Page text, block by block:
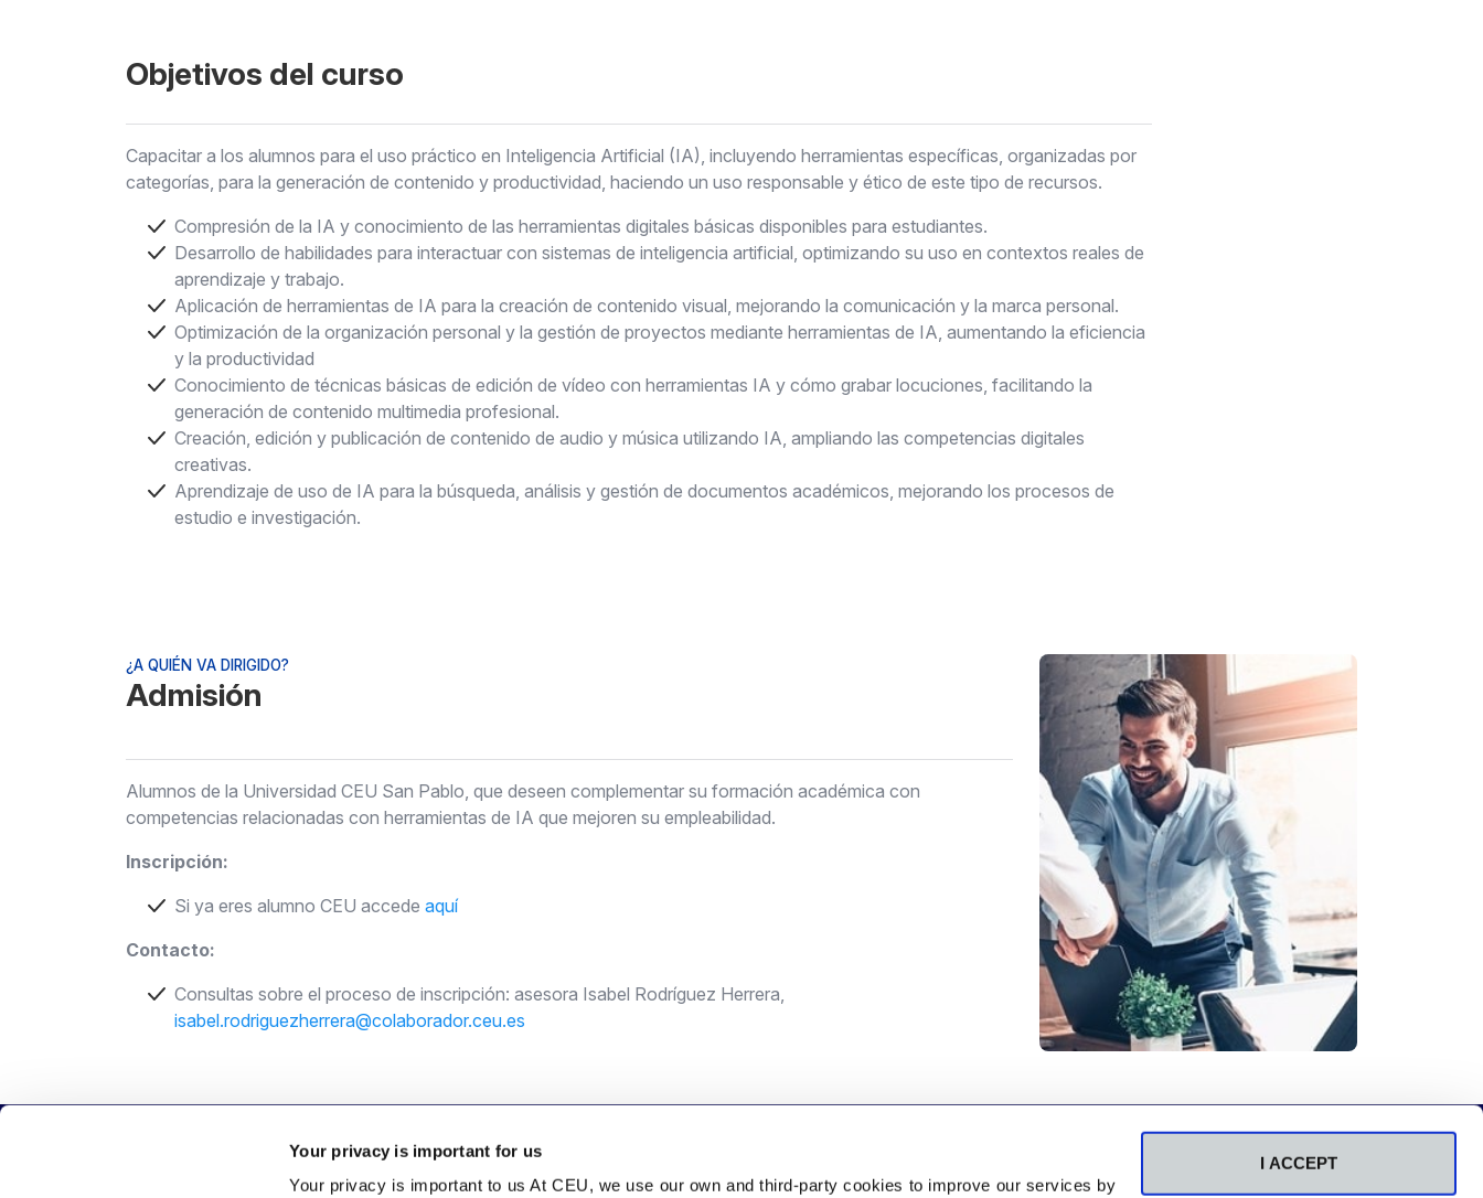
Your privacy is important for us
Your privacy is important to us At CEU, we use our own and third-party cookies to improve our services by
I ACCEPT
Objetivos del curso
Capacitar a los alumnos para el uso práctico en Inteligencia Artificial (IA), incluyendo herramientas específicas, organizadas por
categorías, para la generación de contenido y productividad, haciendo un uso responsable y ético de este tipo de recursos.
Compresión de la IA y conocimiento de las herramientas digitales básicas disponibles para estudiantes.
Desarrollo de habilidades para interactuar con sistemas de inteligencia artificial, optimizando su uso en contextos reales de
aprendizaje y trabajo.
Aplicación de herramientas de IA para la creación de contenido visual, mejorando la comunicación y la marca personal.
Optimización de la organización personal y la gestión de proyectos mediante herramientas de IA, aumentando la eficiencia
y la productividad
Conocimiento de técnicas básicas de edición de vídeo con herramientas IA y cómo grabar locuciones, facilitando la
generación de contenido multimedia profesional.
Creación, edición y publicación de contenido de audio y música utilizando IA, ampliando las competencias digitales
creativas.
Aprendizaje de uso de IA para la búsqueda, análisis y gestión de documentos académicos, mejorando los procesos de
estudio e investigación.
¿A QUIÉN VA DIRIGIDO?
Admisión
Alumnos de la Universidad CEU San Pablo, que deseen complementar su formación académica con
competencias relacionadas con herramientas de IA que mejoren su empleabilidad.
Inscripción:
Si ya eres alumno CEU accede aquí
Contacto:
Consultas sobre el proceso de inscripción: asesora Isabel Rodríguez Herrera,
isabel.rodriguezherrera@colaborador.ceu.es